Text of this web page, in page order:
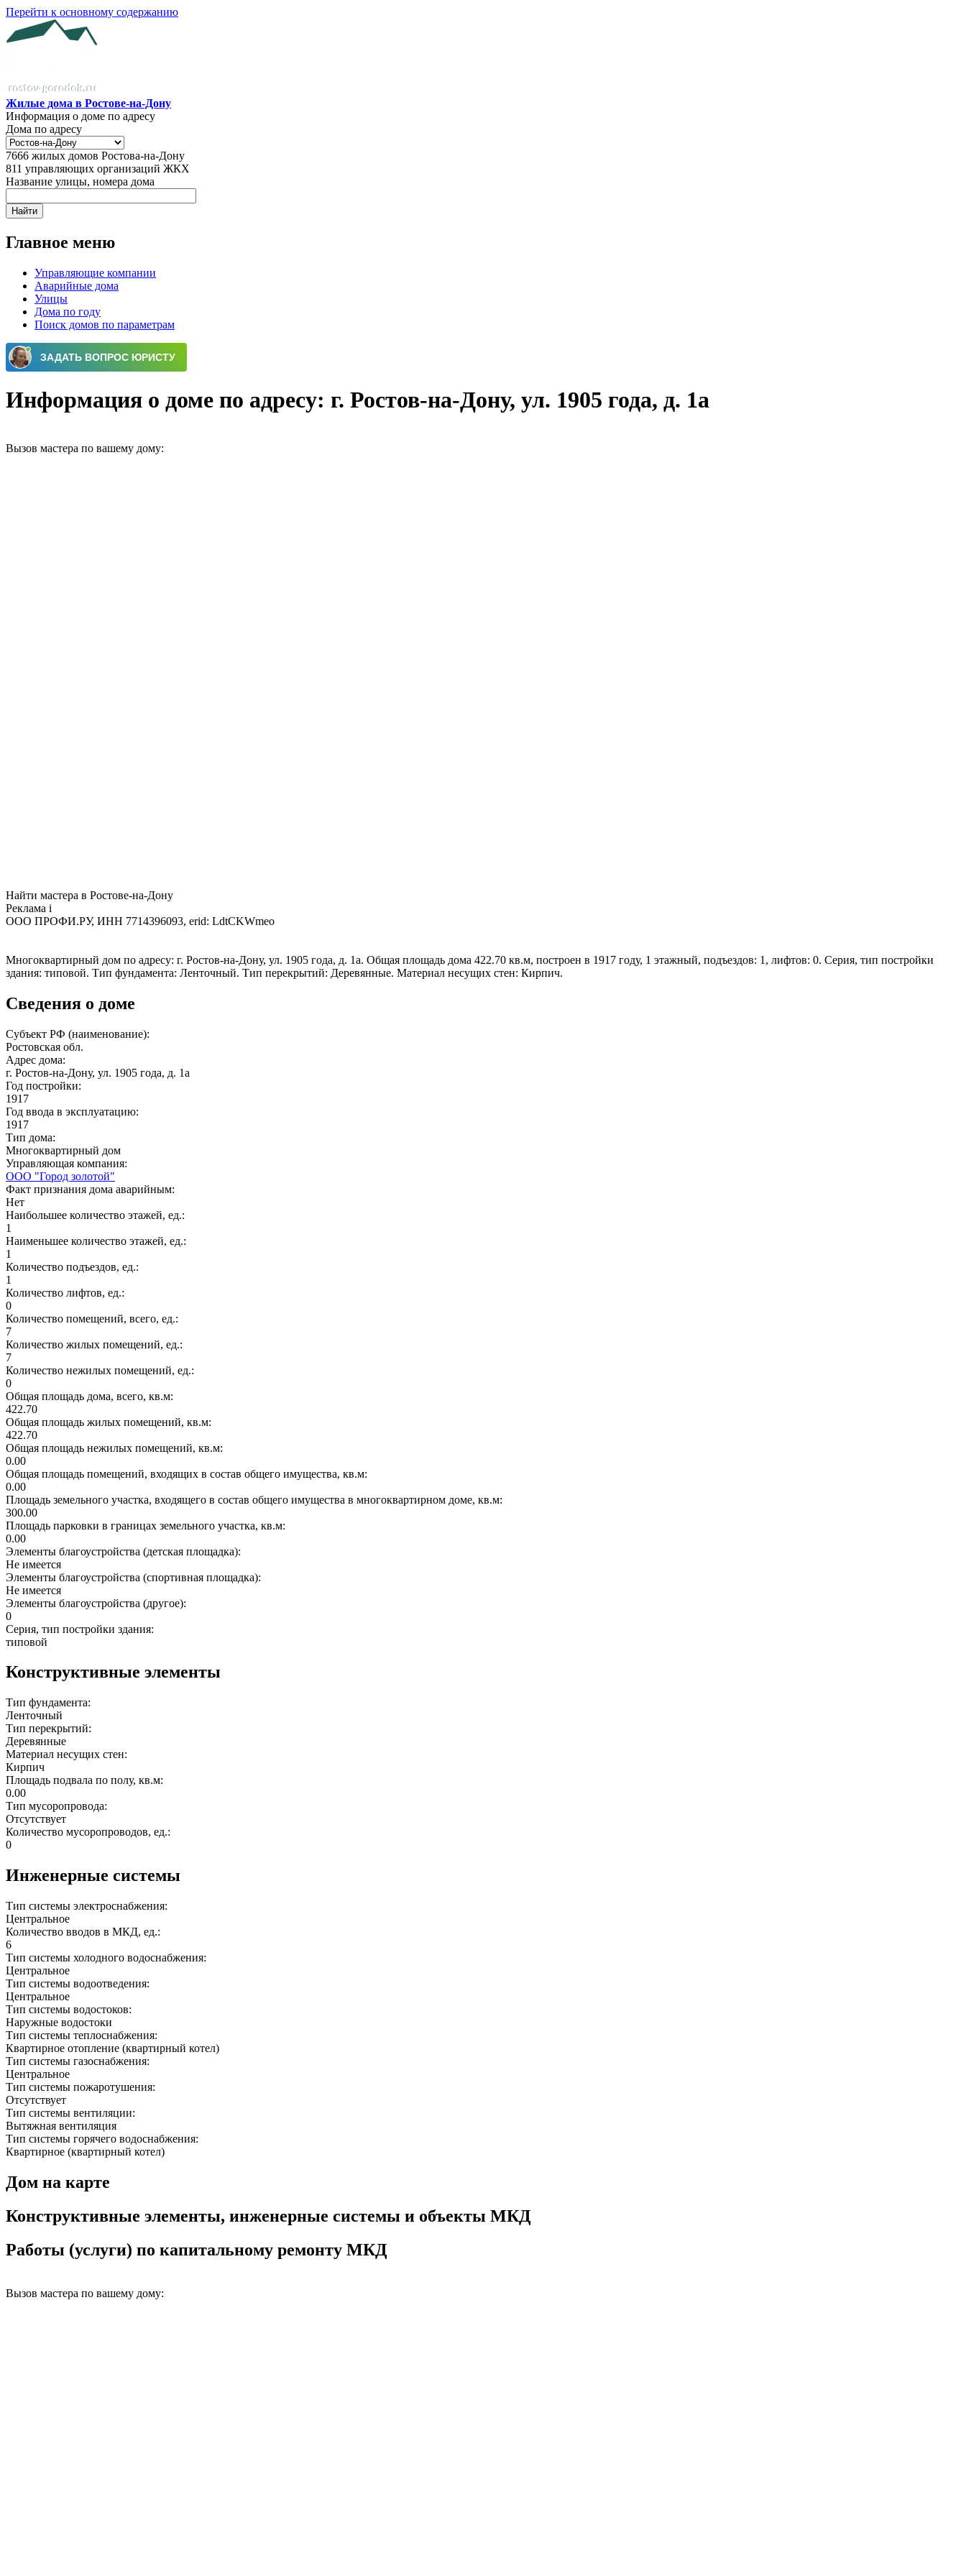
Перейти к основному содержанию
Жилые дома в Ростове-на-Дону
Информация о доме по адресу
Дома по адресу
7666 жилых домов Ростова-на-Дону
811 управляющих организаций ЖКХ
Название улицы, номера дома
Главное меню
Управляющие компании
Аварийные дома
Улицы
Дома по году
Поиск домов по параметрам
Информация о доме по адресу: г. Ростов-на-Дону, ул. 1905 года, д. 1а
Вызов мастера по вашему дому:
Найти мастера в Ростове-на-Дону
Реклама i
ООО ПРОФИ.РУ, ИНН 7714396093, erid: LdtCKWmeo
Многоквартирный дом по адресу: г. Ростов-на-Дону, ул. 1905 года, д. 1а. Общая площадь дома 422.70 кв.м, построен в 1917 году, 1 этажный, подъездов: 1, лифтов: 0. Серия, тип постройки
здания: типовой. Тип фундамента: Ленточный. Тип перекрытий: Деревянные. Материал несущих стен: Кирпич.
Сведения о доме
Субъект РФ (наименование):
Ростовская обл.
Адрес дома:
г. Ростов-на-Дону, ул. 1905 года, д. 1а
Год постройки:
1917
Год ввода в эксплуатацию:
1917
Тип дома:
Многоквартирный дом
Управляющая компания:
ООО "Город золотой"
Факт признания дома аварийным:
Нет
Наибольшее количество этажей, ед.:
1
Наименьшее количество этажей, ед.:
1
Количество подъездов, ед.:
1
Количество лифтов, ед.:
0
Количество помещений, всего, ед.:
7
Количество жилых помещений, ед.:
7
Количество нежилых помещений, ед.:
0
Общая площадь дома, всего, кв.м:
422.70
Общая площадь жилых помещений, кв.м:
422.70
Общая площадь нежилых помещений, кв.м:
0.00
Общая площадь помещений, входящих в состав общего имущества, кв.м:
0.00
Площадь земельного участка, входящего в состав общего имущества в многоквартирном доме, кв.м:
300.00
Площадь парковки в границах земельного участка, кв.м:
0.00
Элементы благоустройства (детская площадка):
Не имеется
Элементы благоустройства (спортивная площадка):
Не имеется
Элементы благоустройства (другое):
0
Серия, тип постройки здания:
типовой
Конструктивные элементы
Тип фундамента:
Ленточный
Тип перекрытий:
Деревянные
Материал несущих стен:
Кирпич
Площадь подвала по полу, кв.м:
0.00
Тип мусоропровода:
Отсутствует
Количество мусоропроводов, ед.:
0
Инженерные системы
Тип системы электроснабжения:
Центральное
Количество вводов в МКД, ед.:
6
Тип системы холодного водоснабжения:
Центральное
Тип системы водоотведения:
Центральное
Тип системы водостоков:
Наружные водостоки
Тип системы теплоснабжения:
Квартирное отопление (квартирный котел)
Тип системы газоснабжения:
Центральное
Тип системы пожаротушения:
Отсутствует
Тип системы вентиляции:
Вытяжная вентиляция
Тип системы горячего водоснабжения:
Квартирное (квартирный котел)
Дом на карте
Конструктивные элементы, инженерные системы и объекты МКД
Работы (услуги) по капитальному ремонту МКД
Вызов мастера по вашему дому: